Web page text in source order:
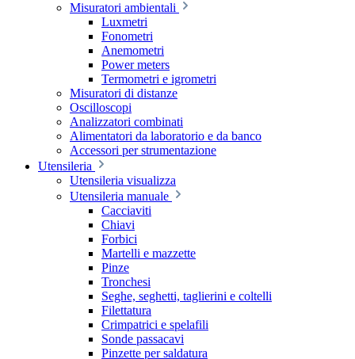
Misuratori ambientali
Luxmetri
Fonometri
Anemometri
Power meters
Termometri e igrometri
Misuratori di distanze
Oscilloscopi
Analizzatori combinati
Alimentatori da laboratorio e da banco
Accessori per strumentazione
Utensileria
Utensileria visualizza
Utensileria manuale
Cacciaviti
Chiavi
Forbici
Martelli e mazzette
Pinze
Tronchesi
Seghe, seghetti, taglierini e coltelli
Filettatura
Crimpatrici e spelafili
Sonde passacavi
Pinzette per saldatura